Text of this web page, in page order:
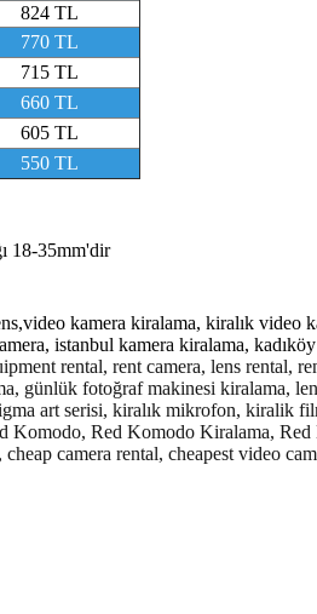
824 TL
770 TL
715 TL
660 TL
605 TL
550 TL
18-35mm'dir
kamera kiralama, kiralık video
istanbul kamera kiralama,
rental, rent camera, lens rental,
günlük fotoğraf makinesi kiralama,
art serisi, kiralık mikrofon, kiralik
Komodo, Red Komodo Kiralama,
camera rental, cheapest video